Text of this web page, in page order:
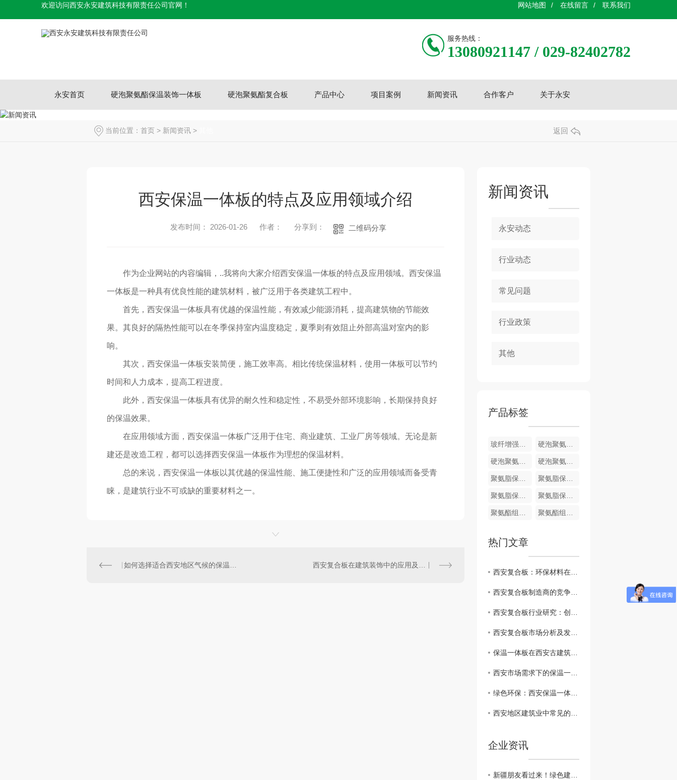
欢迎访问西安永安建筑科技有限责任公司官网！ 网站地图 / 在线留言 / 联系我们
服务热线：
13080921147 / 029-82402782
永安首页 硬泡聚氨酯保温装饰一体板 硬泡聚氨酯复合板 产品中心 项目案例 新闻资讯 合作客户 关于永安
当前位置： 首页 > 新闻资讯 > 返回
西安保温一体板的特点及应用领域介绍
发布时间： 2026-01-26 作者： 分享到： 二维码分享
作为企业网站的内容编辑，..我将向大家介绍西安保温一体板的特点及应用领域。西安保温
一体板是一种具有优良性能的建筑材料，被广泛用于各类建筑工程中。
首先，西安保温一体板具有优越的保温性能，有效减少能源消耗，提高建筑物的节能效
果。其良好的隔热性能可以在冬季保持室内温度稳定，夏季则有效阻止外部高温对室内的影
响。
其次，西安保温一体板安装简便，施工效率高。相比传统保温材料，使用一体板可以节约
时间和人力成本，提高工程进度。
此外，西安保温一体板具有优异的耐久性和稳定性，不易受外部环境影响，长期保持良好
的保温效果。
在应用领域方面，西安保温一体板广泛用于住宅、商业建筑、工业厂房等领域。无论是新
建还是改造工程，都可以选择西安保温一体板作为理想的保温材料。
总的来说，西安保温一体板以其优越的保温性能、施工便捷性和广泛的应用领域而备受青
睐，是建筑行业不可或缺的重要材料之一。
如何选择适合西安地区气候的保温一体板？ 西安复合板在建筑装饰中的应用及效果分析
新闻资讯
永安动态
行业动态
常见问题
行业政策
其他
产品标签
玻纤增强聚氨酯节能门窗 硬泡聚氨酯复合浅荔枝面陶瓷薄板保温装饰一体板
硬泡聚氨酯复合哑光面陶瓷薄板保温装饰一体板 硬泡聚氨酯陶瓷薄板一体板
聚氨脂保温装饰一体化板 聚氨脂保温装饰一体化板
聚氨脂保温装饰一体化板 聚氨脂保温装饰一体化板
聚氨酯组合料 聚氨酯组合料
热门文章
西安复合板：环保材料在建筑业的崭露头角
西安复合板制造商的竞争优势和挑战
西安复合板行业研究：创新技术与应用前景
西安复合板市场分析及发展趋势
保温一体板在西安古建筑修复中的应用实例分享
西安市场需求下的保温一体板生产和供应情况分析
绿色环保：西安保温一体板在建筑行业的可持续发展
西安地区建筑业中常见的保温一体板材料对比
企业资讯
新疆朋友看过来！绿色建筑新篇章：外墙外保温助力新疆可持续发展